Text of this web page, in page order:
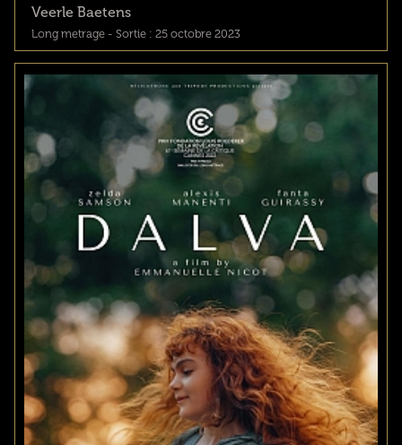
Veerle Baetens
Long metrage - Sortie : 25 octobre 2023